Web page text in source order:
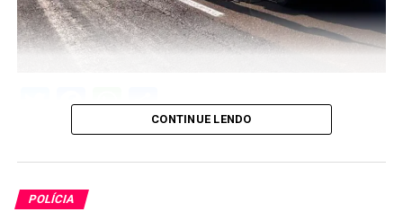
Twitter
Facebook
WhatsApp
Share
CONTINUE LENDO
POLÍCIA